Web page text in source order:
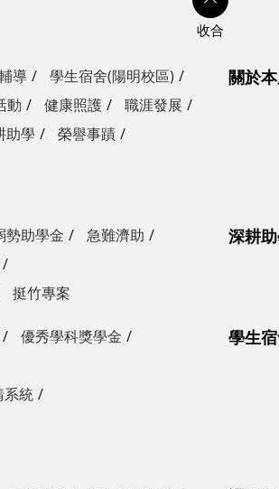
導
學生宿舍(陽明校區)
動 健康照護
職涯發展
助學
榮譽事蹟
關於
勢助學金
急難濟助
挺竹專案
深耕
優秀學科獎學金
系統
學生